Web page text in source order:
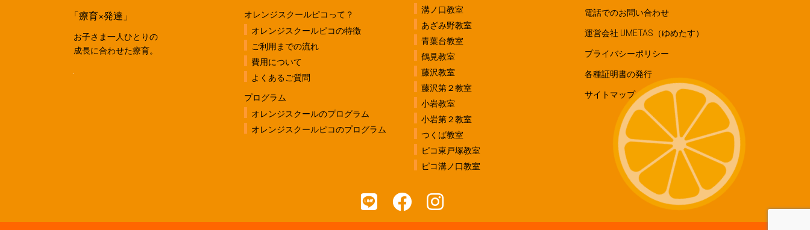
「療育×発達」
お子さま一人ひとりの
成長に合わせた療育。
オレンジスクールピコって？
オレンジスクールピコの特徴
ご利用までの流れ
費用について
よくあるご質問
プログラム
オレンジスクールのプログラム
オレンジスクールピコのプログラム
溝ノ口教室
あざみ野教室
青葉台教室
鶴見教室
藤沢教室
藤沢第２教室
小岩教室
小岩第２教室
つくば教室
ピコ東戸塚教室
ピコ溝ノ口教室
電話でのお問い合わせ
運営会社 UMETAS（ゆめたす）
プライバシーポリシー
各種証明書の発行
サイトマップ